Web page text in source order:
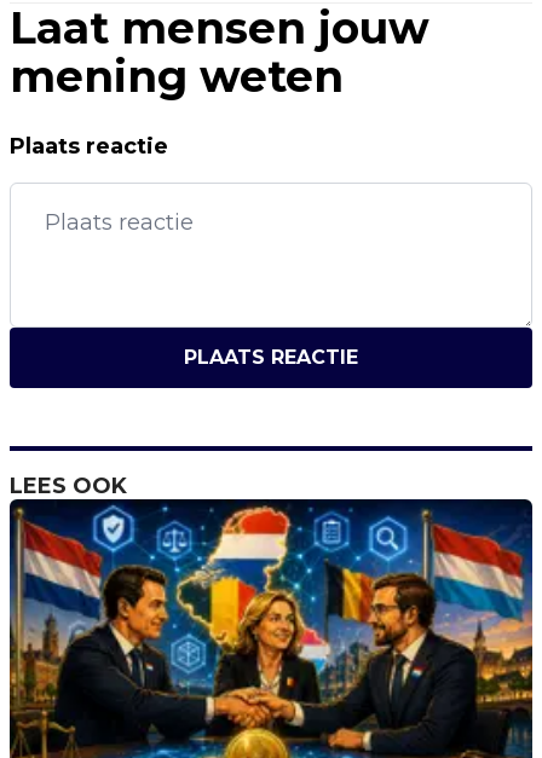
Laat mensen jouw
mening weten
Plaats reactie
PLAATS REACTIE
LEES OOK